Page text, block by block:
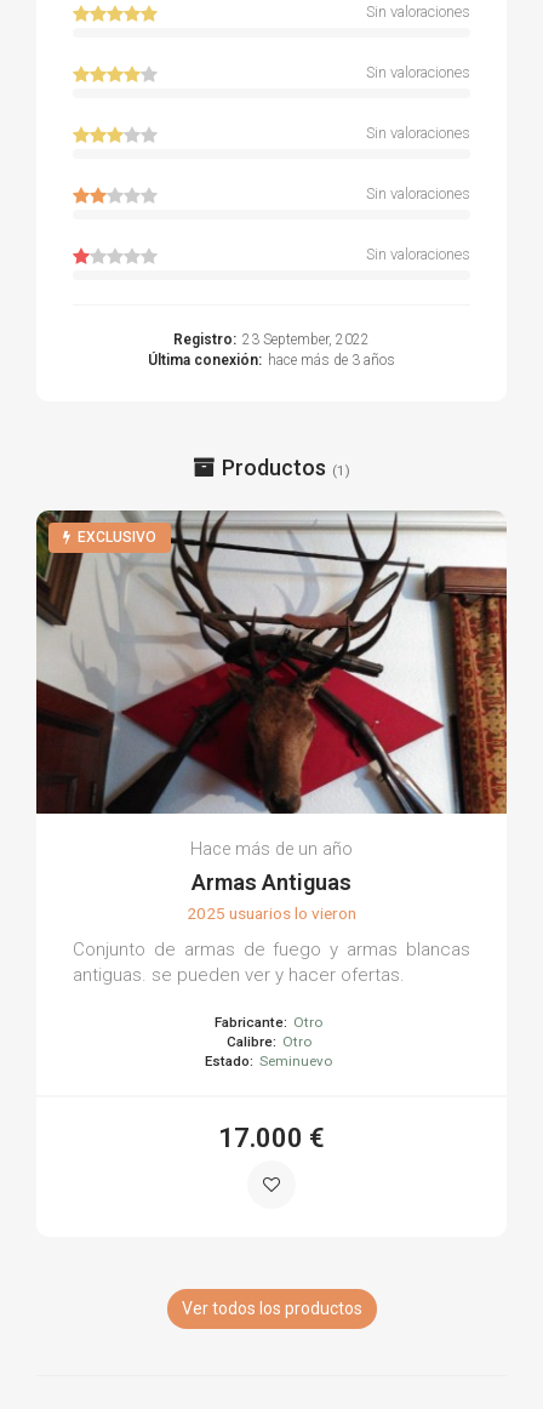
Sin valoraciones
Sin valoraciones
Sin valoraciones
Sin valoraciones
Sin valoraciones
Registro: 23 September, 2022
Última conexión: hace más de 3 años
Productos (1)
EXCLUSIVO
Hace más de un año
Armas Antiguas
2025 usuarios lo vieron
Conjunto de armas de fuego y armas blancas
antiguas. se pueden ver y hacer ofertas.
Fabricante: Otro
Calibre: Otro
Estado: Seminuevo
17.000 €
Ver todos los productos